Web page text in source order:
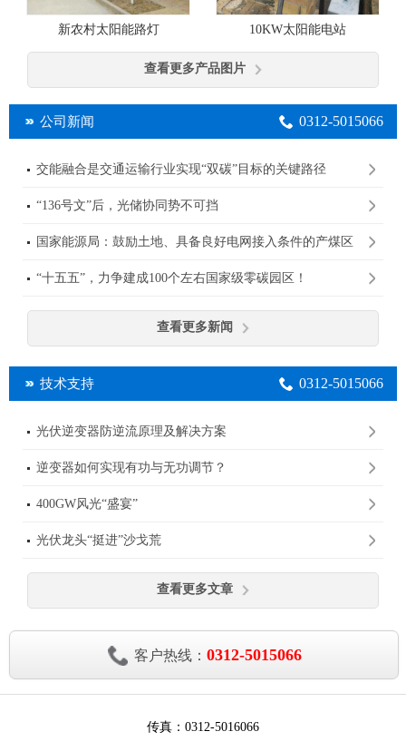
新农村太阳能路灯 10KW太阳能电站
查看更多产品图片
公司新闻 0312-5015066
交能融合是交通运输行业实现“双碳”目标的关键路径
“136号文”后，光储协同势不可挡
国家能源局：鼓励土地、具备良好电网接入条件的产煤区
“十五五”，力争建成100个左右国家级零碳园区！
查看更多新闻
技术支持 0312-5015066
光伏逆变器防逆流原理及解决方案
逆变器如何实现有功与无功调节？
400GW风光“盛宴”
光伏龙头“挺进”沙戈荒
查看更多文章
客户热线： 0312-5015066
传真：0312-5016066